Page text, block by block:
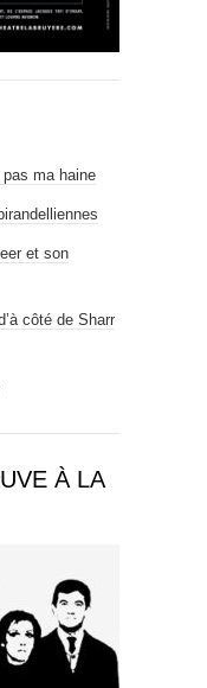
pas ma haine
et son
côté de Sharr
À LA